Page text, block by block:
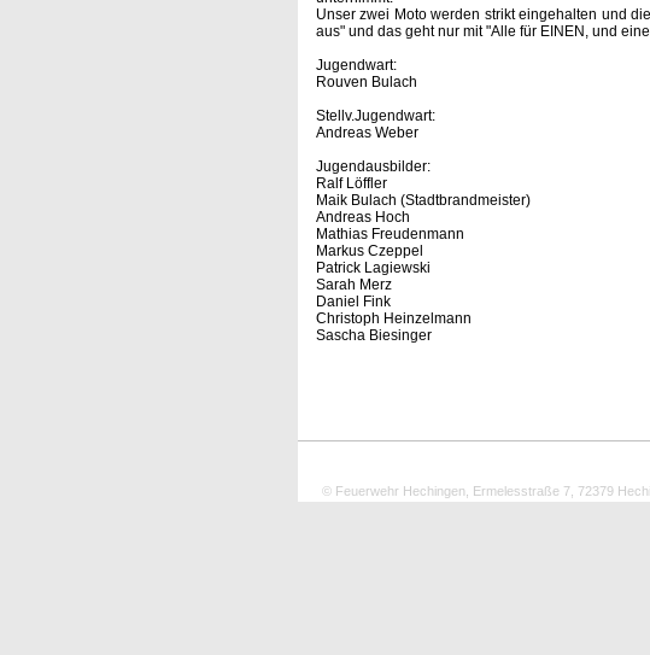
Unser zwei Moto werden strikt eingehalten und
aus" und das geht nur mit "Alle für EINEN, und
Jugendwart:
Rouven Bulach
Stellv.Jugendwart:
Andreas Weber
Jugendausbilder:
Ralf Löffler
Maik Bulach (Stadtbrandmeister)
Andreas Hoch
Mathias Freudenmann
Markus Czeppel
Patrick Lagiewski
Sarah Merz
Daniel Fink
Christoph Heinzelmann
Sascha Biesinger
© Feuerwehr Hechingen, Ermelesstraße 7, 72379